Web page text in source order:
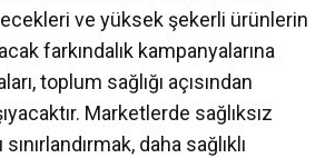
ve yüksek şekerli ürünlerin
farkındalık kampanyalarına
toplum sağlığı açısından
Marketlerde sağlıksız
sınırlandırmak, daha sağlıklı